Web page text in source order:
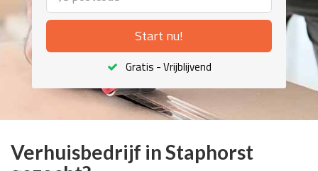
Start nu!
Gratis - Vrijblijvend
Verhuisbedrijf in Staphorst